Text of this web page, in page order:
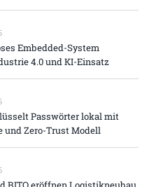
Embedded-System
4.0 und KI-Einsatz
Passwörter lokal mit
und Zero-Trust Modell